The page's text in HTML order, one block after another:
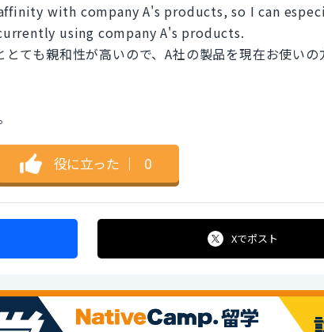
with company A's products, so I can
using company A's products.
とても親和性が高いので、A社の製品を現在お使いの
役に立った ｜ 0
Xでポスト